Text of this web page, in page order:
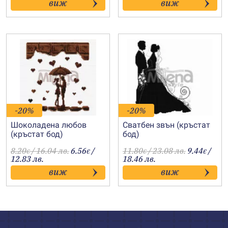
виж виж
-20%
Шоколадена любов
(кръстат бод)
8.20€/ 16.04 лв.6.56€ /
12.83 лв.
виж
-20%
Сватбен звън (кръстат
бод)
11.80€/ 23.08 лв. 9.44€ /
18.46 лв.
виж